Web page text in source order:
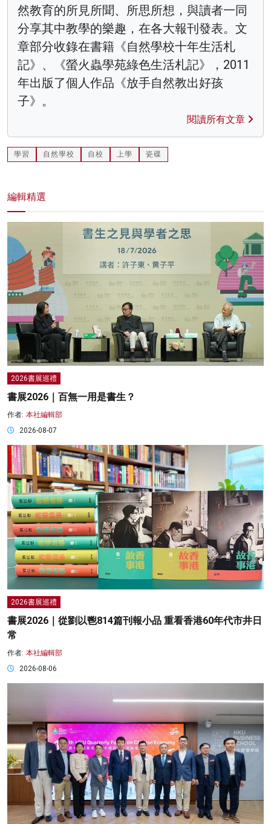
然教育的所見所聞、所思所想，與讀者一同
分享其中教學的樂趣，在各大報刊發表。文
章部分收錄在書籍《自然學校十年生活札
記》、《螢火蟲學苑綠色生活札記》，2011
年出版了個人作品《放手自然教出好孩
子》。
閱讀所有文章
學習 自然學校 自校 上學 瓷碟
編輯精選
2026書展巡禮
書展2026｜百無一用是書生？
作者: 本社編輯部
2026-08-07
2026書展巡禮
書展2026｜從劉以鬯814篇刊報小品 重看香港60年代市井日
常
作者: 本社編輯部
2026-08-06